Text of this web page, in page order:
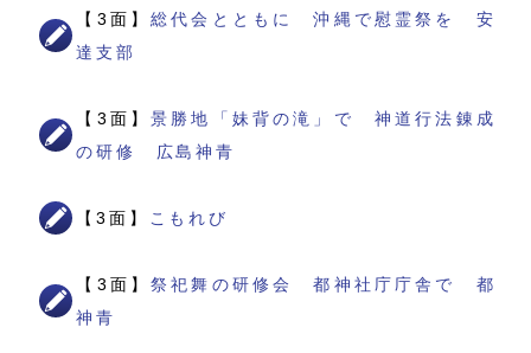
【3面】総代会とともに 沖縄で慰霊祭を 安
達支部
【3面】景勝地「妹背の滝」で 神道行法錬成
の研修 広島神青
【3面】 こもれび
【3面】祭祀舞の研修会 都神社庁庁舎で 都
神青